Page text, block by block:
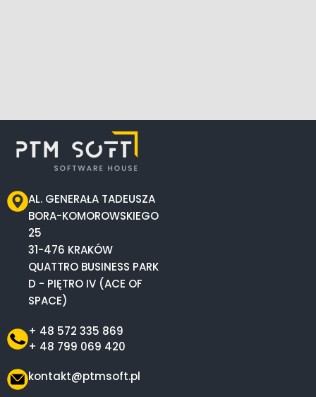
AL. GENERAŁA TADEUSZA
BORA-KOMOROWSKIEGO
25
31-476 KRAKÓW
QUATTRO BUSINESS PARK
D - PIĘTRO IV (ACE OF
SPACE)
+ 48 572 335 869
+ 48 799 069 420
kontakt@ptmsoft.pl